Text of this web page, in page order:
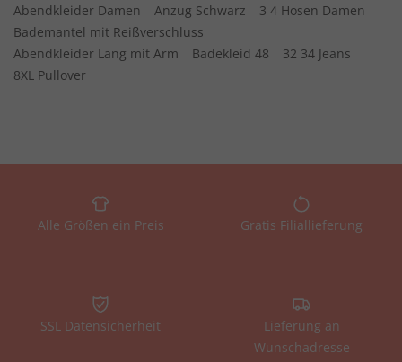
Abendkleider Damen
Anzug Schwarz
3 4 Hosen Damen
Bademantel mit Reißverschluss
Abendkleider Lang mit Arm
Badekleid 48
32 34 Jeans
8XL Pullover
Alle Größen ein Preis Gratis Filiallieferung
SSL Datensicherheit
Lieferung an
Wunschadresse